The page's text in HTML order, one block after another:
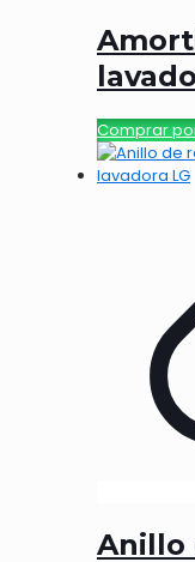
Comprar
Anillo